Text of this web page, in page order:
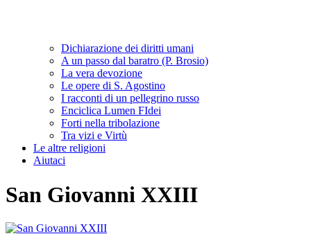
Dichiarazione dei diritti umani
A un passo dal baratro (P. Brosio)
La vera devozione
Le opere di S. Agostino
I racconti di un pellegrino russo
Enciclica Lumen FIdei
Forti nella tribolazione
Tra vizi e Virtù
Le altre religioni
Aiutaci
San Giovanni XXIII